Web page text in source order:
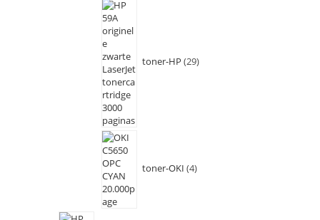
toner-HP 29
toner-OKI 4